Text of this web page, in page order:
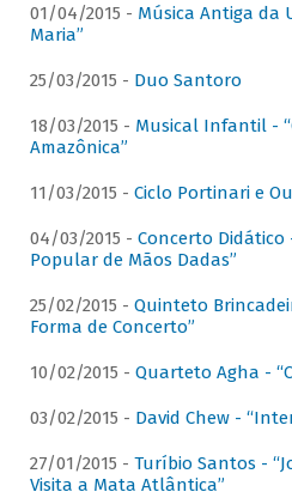
01/04/2015 - Música Antiga da
Maria”
25/03/2015 - Duo Santoro
18/03/2015 - Musical Infantil -
Amazônica”
11/03/2015 - Ciclo Portinari e
04/03/2015 - Concerto Didático
Popular de Mãos Dadas”
25/02/2015 - Quinteto
Forma de Concerto”
10/02/2015 - Quarteto Agha -
03/02/2015 - David Chew -
27/01/2015 - Turíbio Santos -
Visita a Mata Atlântica”